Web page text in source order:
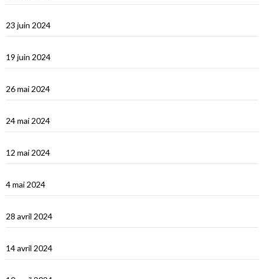
23 juin 2024
19 juin 2024
26 mai 2024
24 mai 2024
12 mai 2024
4 mai 2024
28 avril 2024
14 avril 2024